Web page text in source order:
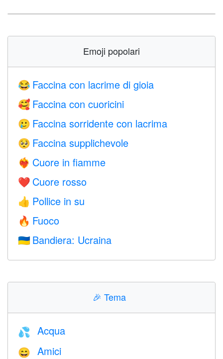
Emoji popolari
😂 Faccina con lacrime di gioia
🥰 Faccina con cuoricini
🥲 Faccina sorridente con lacrima
🥺 Faccina supplichevole
❤️‍🔥 Cuore in fiamme
❤️ Cuore rosso
👍 Pollice in su
🔥 Fuoco
🇺🇦 Bandiera: Ucraina
🎉 Tema
💦 Acqua
😄 Amici